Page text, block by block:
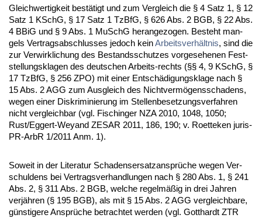
Gleich­wer­tig­keit bestätigt und zum Ver­gleich die § 4 Satz 1, § 12
Satz 1 KSchG, § 17 Satz 1 Tz­B­fG, § 626 Abs. 2 BGB, § 22 Abs.
4 BBiG und § 9 Abs. 1 MuSchG her­an­ge­zo­gen. Be­steht man­
gels Ver­trags­ab­schlus­ses je­doch keinAr­beits­verhält­nis, sind die
zur Ver­wirk­li­chung des Be­stands­schut­zes vor­ge­se­he­nen Fest­
stel­lungs­kla­gen des deut­schen Ar­beits-rechts (§§ 4, 9 KSchG, §
17 Tz­B­fG, § 256 ZPO) mit ei­ner Entschädi­gungs­kla­ge nach §
15 Abs. 2 AGG zum Aus­gleich des Nicht­vermögens­scha­dens,
we­gen ei­ner Dis­kri­mi­nie­rung im Stel­len­be­set­zungs­ver­fah­ren
nicht ver­gleich­bar (vgl. Fi­schin­ger NZA 2010, 1048, 1050;
Rust/Eg­gert-Weyand ZESAR 2011, 186, 190; v. Ro­et­te­ken ju­ris­
PR-ArbR 1/2011 Anm. 1).
So­weit in der Li­te­ra­tur Scha­dens­er­satz­ansprüche we­gen Ver­
schul­dens bei Ver­trags­ver­hand­lun­gen nach § 280 Abs. 1, § 241
Abs. 2, § 311 Abs. 2 BGB, wel­che re­gelmäßig in drei Jah­ren
verjähren (§ 195 BGB), als mit § 15 Abs. 2 AGG ver­gleich­ba­re,
güns­ti­ge­re Ansprüche be­trach­tet wer­den (vgl. Gott­hardt ZTR